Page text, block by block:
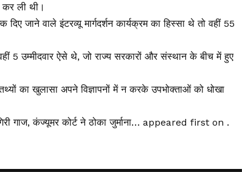
कर ली थी।
दिए जाने वाले इंटरव्यू मार्गदर्शन कार्यक्रम का हिस्सा थे तो वहीं 55
5 उम्मीदवार ऐसे थे, जो राज्य सरकारों और संस्थान के बीच में हुए
का खुलासा अपने विज्ञापनों में न करके उपभोक्ताओं को धोखा
गाज, कंज्यूमर कोर्ट ने ठोका जुर्माना… appeared first on .